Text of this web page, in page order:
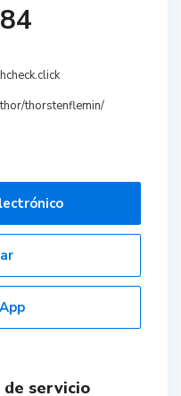
thorstenflemin/
de servicio